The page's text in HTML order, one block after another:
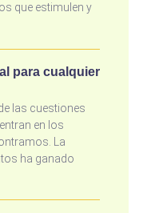
que estimulen y
para cualquier
las cuestiones
en los
La
ha ganado